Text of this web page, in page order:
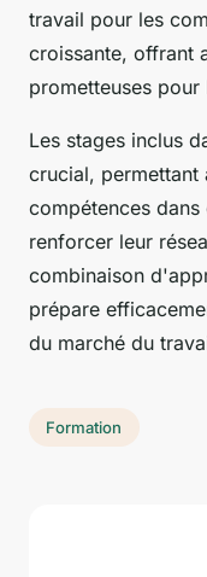
travail pour les
croissante, offrant
prometteuses pour
Les stages inclus
crucial,
compétences
renforcer leur
combinaison
prépare
du marché du
Formation